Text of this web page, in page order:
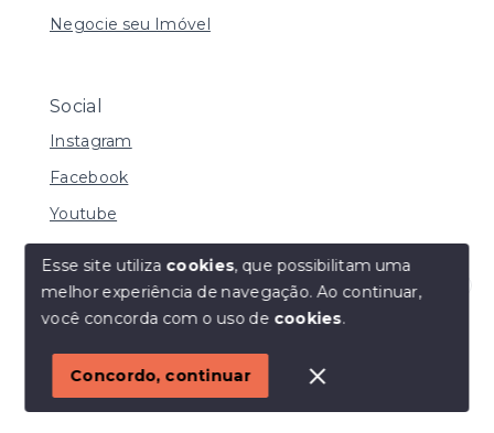
Olá! Estamos disponíveis para te ajudar.
Negocie seu Imóvel
Social
Instagram
Facebook
Youtube
© Copyright 2026 - I URBE CONSULTORIA
IMOBILIÁRIA | CRECI 33.934 J - Todos os direitos
SITE PARA IMOBILIARIA
Esse site utiliza cookies, que possibilitam uma
melhor experiência de navegação.Ao continuar,
você concorda com o uso de cookies.
Concordo, continuar